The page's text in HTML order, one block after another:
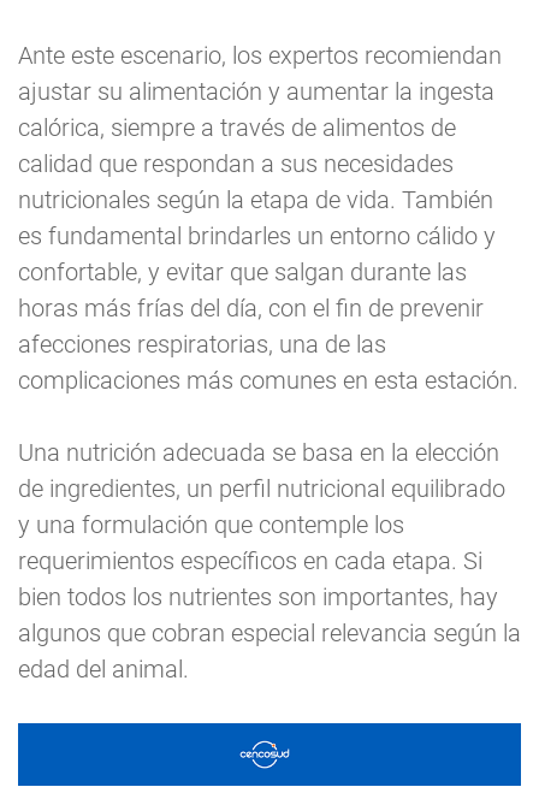
Ante este escenario, los expertos recomiendan
ajustar su alimentación y aumentar la ingesta
calórica, siempre a través de alimentos de
calidad que respondan a sus necesidades
nutricionales según la etapa de vida. También
es fundamental brindarles un entorno cálido y
confortable, y evitar que salgan durante las
horas más frías del día, con el fin de prevenir
afecciones respiratorias, una de las
complicaciones más comunes en esta estación.
Una nutrición adecuada se basa en la elección
de ingredientes, un perfil nutricional equilibrado
y una formulación que contemple los
requerimientos específicos en cada etapa. Si
bien todos los nutrientes son importantes, hay
algunos que cobran especial relevancia según la
edad del animal.